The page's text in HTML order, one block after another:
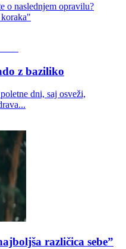
o naslednjem opravilu?
z baziliko
dni, saj osveži,
različica sebe”